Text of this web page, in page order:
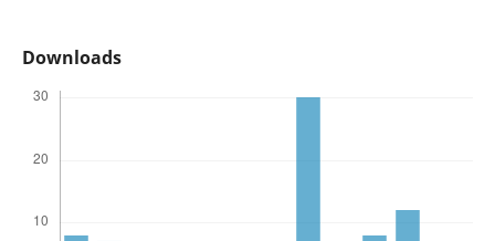
Downloads